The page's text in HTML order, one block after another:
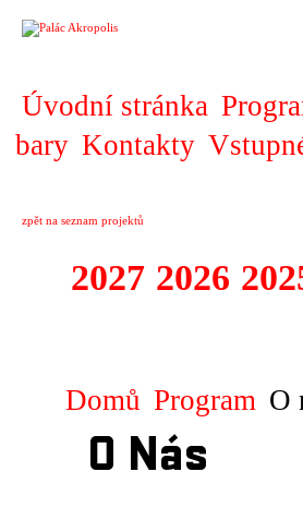
Úvodní stránka
bary Kontakty
zpět na seznam projektů
2027 2026
Domů Program O
O Nás